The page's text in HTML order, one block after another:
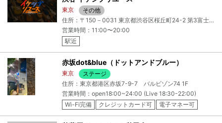
東京
その他
住所：〒150－0031 東京都渋谷区桜丘町24-2 第3富士商事ビル5F
営業時間：11:00〜20:00
駅近
赤坂dot&blue（ドットアンドブルー）
東京
ステージ
住所：東京都港区赤坂7-9-7 バルビゾン74 1F
営業時間：open18:00~24:00 (Live 18:30-22:00)
Wi-Fi完備
クレジットカード可 電子マネー可